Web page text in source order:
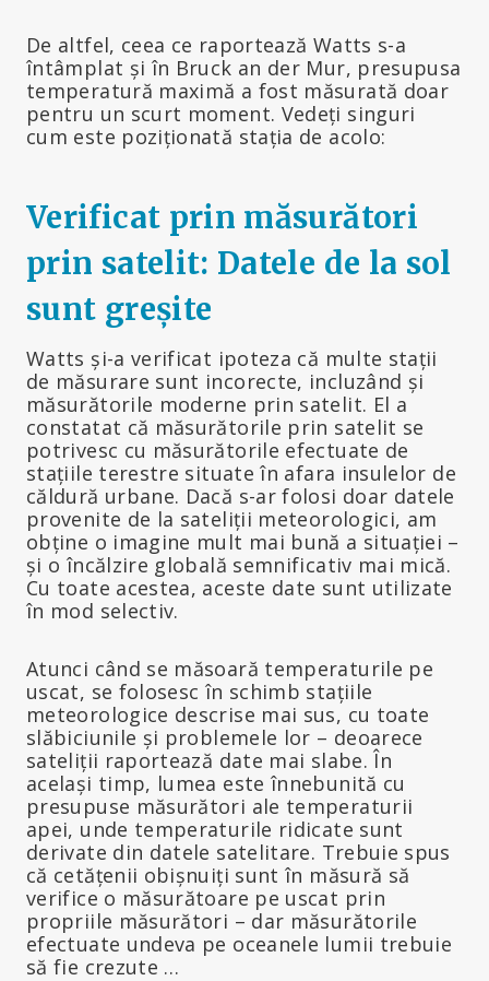
De altfel, ceea ce raportează Watts s-a
întâmplat și în Bruck an der Mur, presupusa
temperatură maximă a fost măsurată doar
pentru un scurt moment. Vedeți singuri
cum este poziționată stația de acolo:
Verificat prin măsurători
prin satelit: Datele de la sol
sunt greșite
Watts și-a verificat ipoteza că multe stații
de măsurare sunt incorecte, incluzând și
măsurătorile moderne prin satelit. El a
constatat că măsurătorile prin satelit se
potrivesc cu măsurătorile efectuate de
stațiile terestre situate în afara insulelor de
căldură urbane. Dacă s-ar folosi doar datele
provenite de la sateliții meteorologici, am
obține o imagine mult mai bună a situației –
și o încălzire globală semnificativ mai mică.
Cu toate acestea, aceste date sunt utilizate
în mod selectiv.
Atunci când se măsoară temperaturile pe
uscat, se folosesc în schimb stațiile
meteorologice descrise mai sus, cu toate
slăbiciunile și problemele lor – deoarece
sateliții raportează date mai slabe. În
același timp, lumea este înnebunită cu
presupuse măsurători ale temperaturii
apei, unde temperaturile ridicate sunt
derivate din datele satelitare. Trebuie spus
că cetățenii obișnuiți sunt în măsură să
verifice o măsurătoare pe uscat prin
propriile măsurători – dar măsurătorile
efectuate undeva pe oceanele lumii trebuie
să fie crezute …